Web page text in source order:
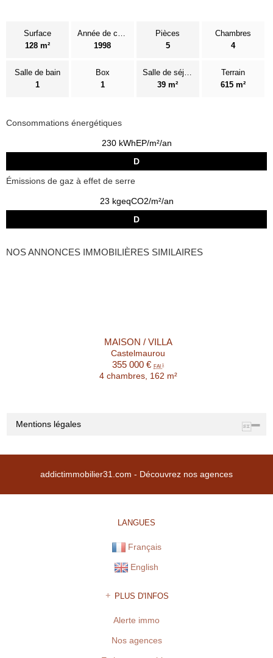
Surface
128 m²
Année de construction
1998
Pièces
5
Chambres
4
Salle de bain
1
Box
1
Salle de séjour
39 m²
Terrain
615 m²
Consommations énergétiques
230 kWhEP/m²/an
D
Émissions de gaz à effet de serre
23 kgeqCO2/m²/an
D
NOS ANNONCES IMMOBILIÈRES SIMILAIRES
MAISON / VILLA
Castelmaurou
355 000 € FAI 1
4 chambres, 162 m²
Mentions légales
RCS : TOULOUSE Z 508169786 00011 | RCS juridique : Z |
CARTE PROFESSIONNELLE TRANSACTION N° 1894
GARONNE | Capital : 8 000 € | Caisse garantie financière :
FNAIM n°41082E | Montant garantie financière : 120 000 €
addictimmobilier31.com - Découvrez nos agences
LANGUES
Français
English
PLUS D'INFOS
Alerte immo
Nos agences